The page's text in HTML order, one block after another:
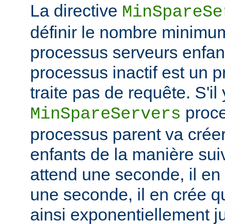
La directive
définir le nombre
processus serveurs
processus inactif est un
traite pas de requête. S'il
MinSpareServers
processus parent va
enfants de la manière
attend une seconde, il
une seconde, il en crée
ainsi exponentiellement